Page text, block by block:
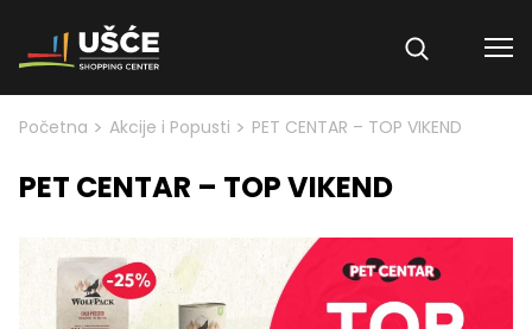
Skip to content
Početna > Akcije i Popusti > PET CENTAR – TOP VIKEND
PET CENTAR – TOP VIKEND